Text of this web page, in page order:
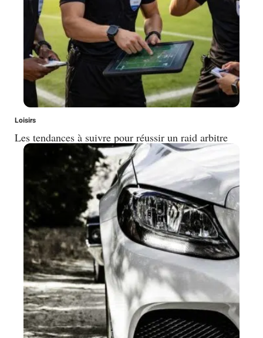
Loisirs
Les tendances à suivre pour réussir un raid arbitre